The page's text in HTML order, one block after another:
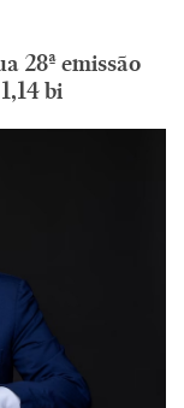
28ª emissão
bi